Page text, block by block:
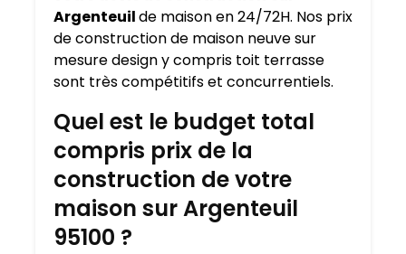
Argenteuilde maison en 24/72H. Nos prix
de construction de maison neuve sur
mesure design y compris toit terrasse
sont très compétitifs et concurrentiels.
Quel est le budget total
compris prix de la
construction de votre
maison sur Argenteuil
95100 ?